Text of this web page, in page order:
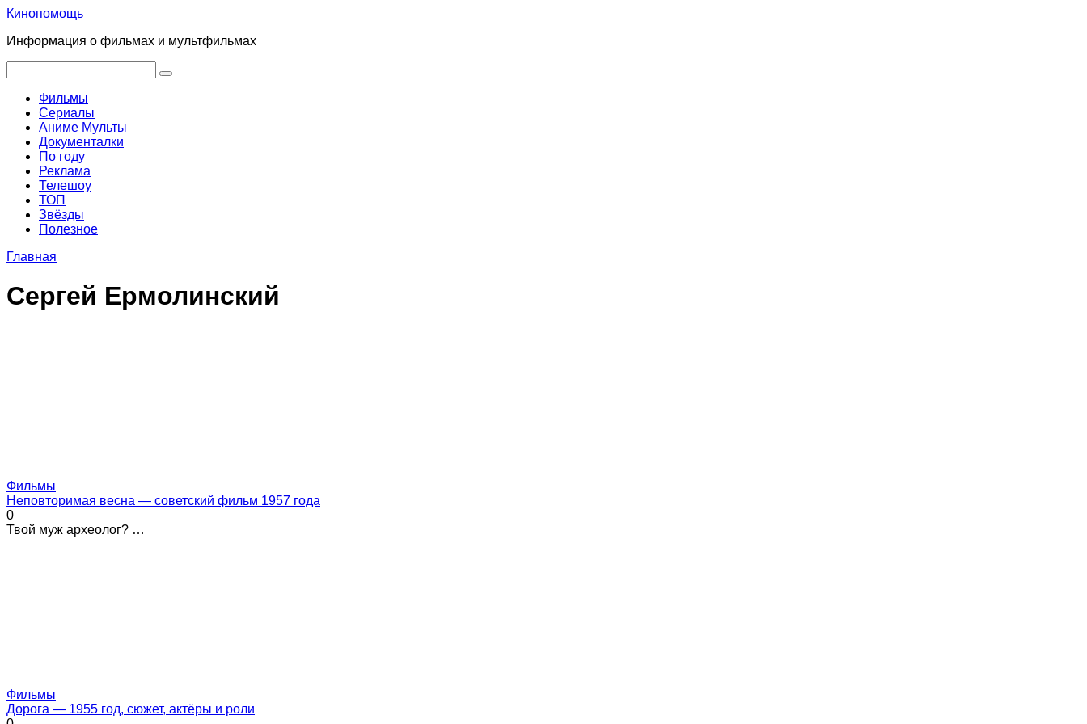
Перейти
контенту
Кинопомощь
Информация о фильмах и мультфильмах
Фильмы
Сериалы
Аниме Мульты
Документалки
По году
Реклама
Телешоу
ТОП
Звёзды
Полезное
Главная
Сергей Ермолинский
Фильмы
Неповторимая весна — советский фильм 1957 года
0
Твой муж археолог? …
Фильмы
Дорога — 1955 год, сюжет, актёры и роли